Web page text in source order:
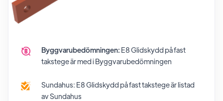
Byggvarubedömningen: E8 Glidskydd på fast
takstegeär med i Byggvarubedömningen
Sundahus: E8 Glidskydd på fast takstegeär listad
av Sundahus